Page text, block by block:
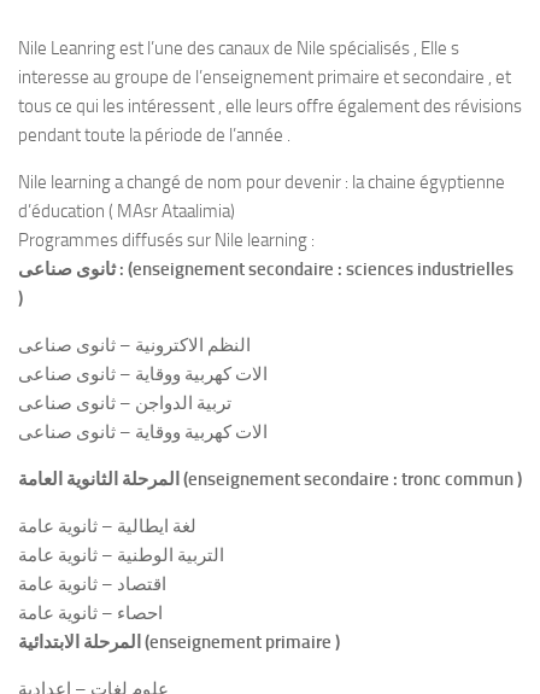
Nile Leanring est l’une des canaux de Nile spécialisés , Elle s
interesse au groupe de l’enseignement primaire et secondaire , et
tous ce qui les intéressent , elle leurs offre également des révisions
pendant toute la période de l’année .
Nile learning a changé de nom pour devenir : la chaine égyptienne
d’éducation ( MAsr Ataalimia)
Programmes diffusés sur Nile learning :
ثانوى صناعى : (enseignement secondaire : sciences industrielles
)
النظم الاكترونية – ثانوى صناعى
الات كهربية ووقاية – ثانوى صناعى
تربية الدواجن – ثانوى صناعى
الات كهربية ووقاية – ثانوى صناعى
المرحلة الثانوية العامة (enseignement secondaire : tronc commun )
لغة ايطالية – ثانوية عامة
التربية الوطنية – ثانوية عامة
اقتصاد – ثانوية عامة
احصاء – ثانوية عامة
المرحلة الابتدائية (enseignement primaire )
علوم لغات – اعدادية